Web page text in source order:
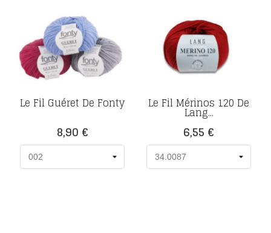
Le Fil Guéret De Fonty
Prix
8,90 €
Le Fil Mérinos 120 De
Lang...
Prix
6,55 €